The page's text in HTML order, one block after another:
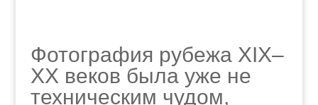
Фотография рубежа XIX–
XX веков была уже не
техническим чудом,